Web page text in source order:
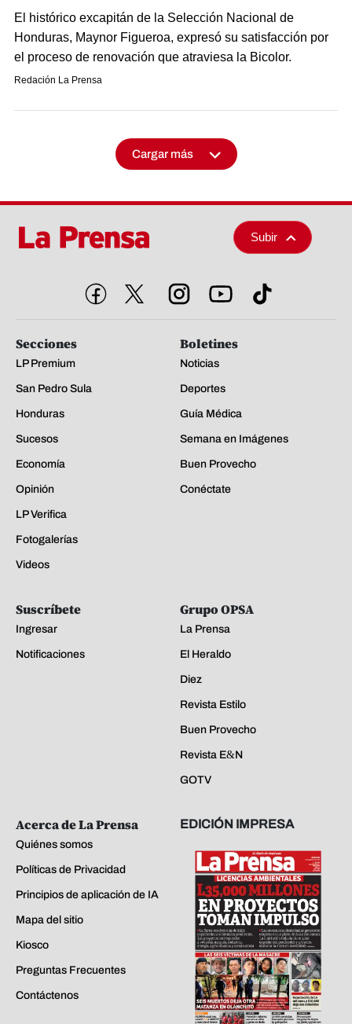
El histórico excapitán de la Selección Nacional de
Honduras, Maynor Figueroa, expresó su satisfacción por
el proceso de renovación que atraviesa la Bicolor.
Redación La Prensa
Cargar más
Subir
Secciones
LP Premium
San Pedro Sula
Honduras
Sucesos
Economía
Opinión
LP Verifica
Fotogalerías
Videos
Boletines
Noticias
Deportes
Guía Médica
Semana en Imágenes
Buen Provecho
Conéctate
Suscríbete
Ingresar
Notificaciones
Grupo OPSA
La Prensa
El Heraldo
Diez
Revista Estilo
Buen Provecho
Revista E&N
GOTV
Acerca de La Prensa
Quiénes somos
Políticas de Privacidad
Principios de aplicación de IA
Mapa del sitio
Kiosco
Preguntas Frecuentes
Contáctenos
EDICIÓN IMPRESA